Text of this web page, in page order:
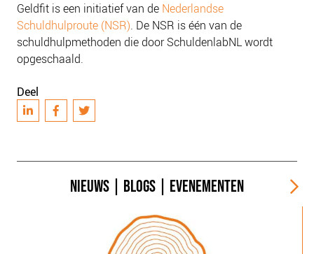
Geldfit is een initiatief van de Nederlandse
Schuldhulproute (NSR). De NSR is één van de
schuldhulpmethoden die door SchuldenlabNL wordt
opgeschaald.
Deel
NIEUWS BLOGS EVENEMENTEN